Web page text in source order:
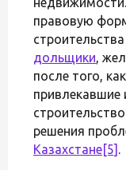
правовую
дольщики,
после того,
привлекавшие
строительство
решения
Казахстане[5] .